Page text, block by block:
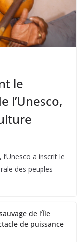
le
l’Unesco,
a inscrit le
des peuples
de l’Île
de puissance